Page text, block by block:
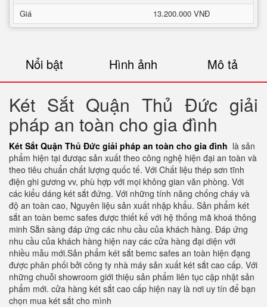
Giá
13.200.000 VNĐ
Nổi bật Hình ảnh Mô tả
Két Sắt Quận Thủ Đức giải
pháp an toàn cho gia đình
Két Sắt Quận Thủ Đức giải pháp an toàn cho gia đình là sản
phẩm hiện tại đươạc sản xuất theo công nghệ hiện đại an toàn và
theo tiêu chuẩn chất lượng quốc tế. Với Chất liệu thép sơn tĩnh
điện ghi gương vv, phù hợp với mọi không gian văn phòng. Với
các kiểu dáng két sắt đứng. Với những tính năng chống cháy và
độ an toàn cao, Nguyên liệu sản xuất nhập khẩu. Sản phẩm két
sắt an toàn bemc safes được thiết kế với hệ thống mã khoá thông
minh Sẵn sàng đáp ứng các nhu cầu của khách hàng. Đáp ứng
nhu cầu của khách hàng hiện nay các cửa hàng đại diện với
nhiều mẫu mới.Sản phẩm két sắt bemc safes an toàn hiện đạng
được phân phối bởi công ty nhà máy sản xuất két sắt cao cấp. Với
những chuỗi showroom giới thiệu sản phẩm liên tục cập nhật sản
phẩm mới. cửa hàng két sắt cao cấp hiện nay là nơi uy tín để bạn
chọn mua két sắt cho mình